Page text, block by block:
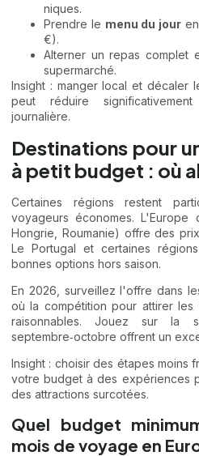
niques.
Prendre le menu du jour
€).
Alterner un repas complet
supermarché.
Insight : manger local et décaler
peut réduire
journalière.
Destinations pour
à petit budget : où
Certaines régions restent
voyageurs économes. L'Europe
Hongrie, Roumanie) offre des
Le Portugal et certaines
bonnes options hors saison.
En 2026, surveillez l'offre dans
où la compétition pour attirer les
raisonnables. Jouez sur la
septembre‑octobre offrent un
Insight : choisir des étapes
votre budget à des expériences
des attractions surcotées.
Quel budget
mois de voyage en